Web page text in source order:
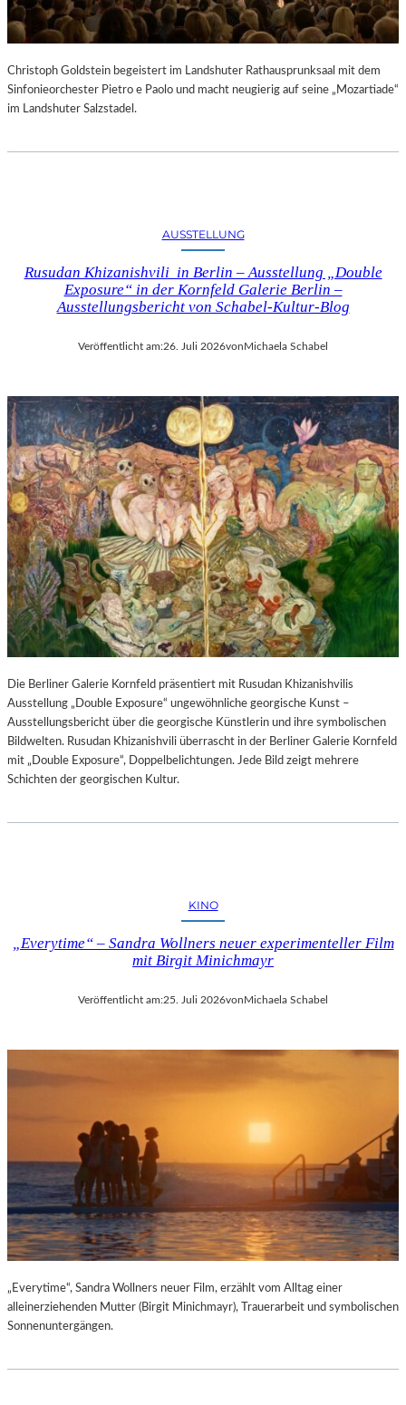
Christoph Goldstein begeistert im Landshuter Rathausprunksaal mit dem
Sinfonieorchester Pietro e Paolo und macht neugierig auf seine „Mozartiade“
im Landshuter Salzstadel.
AUSSTELLUNG
Rusudan Khizanishvili in Berlin – Ausstellung „Double
Exposure“ in der Kornfeld Galerie Berlin –
Ausstellungsbericht von Schabel-Kultur-Blog
Veröffentlicht am:26. Juli 2026von Michaela Schabel
Die Berliner Galerie Kornfeld präsentiert mit Rusudan Khizanishvilis
Ausstellung „Double Exposure“ ungewöhnliche georgische Kunst –
Ausstellungsbericht über die georgische Künstlerin und ihre symbolischen
Bildwelten. Rusudan Khizanishvili überrascht in der Berliner Galerie Kornfeld
mit „Double Exposure“, Doppelbelichtungen. Jede Bild zeigt mehrere
Schichten der georgischen Kultur.
KINO
„Everytime“ – Sandra Wollners neuer experimenteller Film
mit Birgit Minichmayr
Veröffentlicht am:25. Juli 2026von Michaela Schabel
„Everytime“, Sandra Wollners neuer Film, erzählt vom Alltag einer
alleinerziehenden Mutter (Birgit Minichmayr), Trauerarbeit und symbolischen
Sonnenuntergängen.